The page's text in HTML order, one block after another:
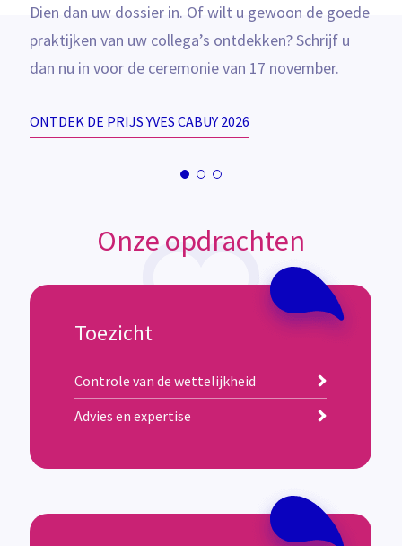
Dien dan uw dossier in. Of wilt u gewoon de goede
praktijken van uw collega’s ontdekken? Schrijf u
dan nu in voor de ceremonie van 17 november.
ONTDEK DE PRIJS YVES CABUY 2026
Onze opdrachten
Toezicht
Controle van de wettelijkheid
Advies en expertise